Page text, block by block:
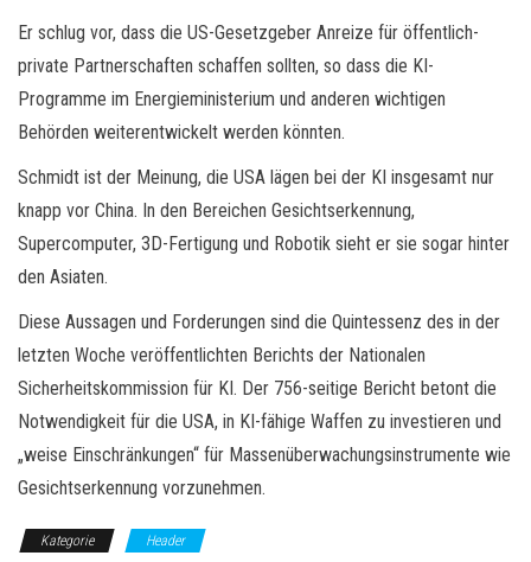
Er schlug vor, dass die US-Gesetzgeber Anreize für öffentlich-
private Partnerschaften schaffen sollten, so dass die KI-
Programme im Energieministerium und anderen wichtigen
Behörden weiterentwickelt werden könnten.
Schmidt ist der Meinung, die USA lägen bei der KI insgesamt nur
knapp vor China. In den Bereichen Gesichtserkennung,
Supercomputer, 3D-Fertigung und Robotik sieht er sie sogar hinter
den Asiaten.
Diese Aussagen und Forderungen sind die Quintessenz des in der
letzten Woche veröffentlichten Berichts der Nationalen
Sicherheitskommission für KI. Der 756-seitige Bericht betont die
Notwendigkeit für die USA, in KI-fähige Waffen zu investieren und
„weise Einschränkungen“ für Massenüberwachungsinstrumente wie
Gesichtserkennung vorzunehmen.
Kategorie Header